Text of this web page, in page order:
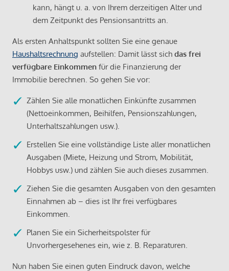
kann, hängt u. a. von Ihrem derzeitigen Alter und
dem Zeitpunkt des Pensionsantritts an.
Als ersten Anhaltspunkt sollten Sie eine genaue
Haushaltsrechnung aufstellen: Damit lässt sich das frei
verfügbare Einkommen für die Finanzierung der
Immobilie berechnen. So gehen Sie vor:
Zählen Sie alle monatlichen Einkünfte zusammen
(Nettoeinkommen, Beihilfen, Pensionszahlungen,
Unterhaltszahlungen usw.).
Erstellen Sie eine vollständige Liste aller monatlichen
Ausgaben (Miete, Heizung und Strom, Mobilität,
Hobbys usw.) und zählen Sie auch dieses zusammen.
Ziehen Sie die gesamten Ausgaben von den gesamten
Einnahmen ab – dies ist Ihr frei verfügbares
Einkommen.
Planen Sie ein Sicherheitspolster für
Unvorhergesehenes ein, wie z. B. Reparaturen.
Nun haben Sie einen guten Eindruck davon, welche